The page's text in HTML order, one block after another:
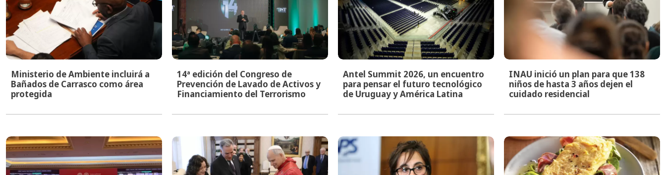
Ministerio de Ambiente incluirá a
Bañados de Carrasco como área
protegida
14ª edición del Congreso de
Prevención de Lavado de Activos y
Financiamiento del Terrorismo
Antel Summit 2026, un encuentro
para pensar el futuro tecnológico
de Uruguay y América Latina
INAU inició un plan para que 138
niños de hasta 3 años dejen el
cuidado residencial